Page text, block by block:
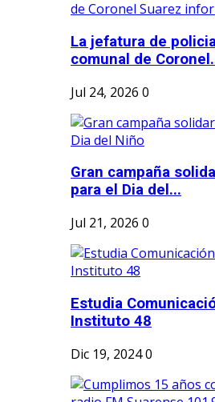
La jefatura de
comunal de
Jul 24, 2026 0
Gran campaña
para el Dia del...
Jul 21, 2026 0
Estudia
Instituto 48
Dic 19, 20240